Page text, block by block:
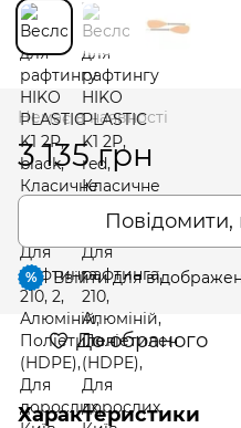
Немає в наявності
3 135 грн
Повідомити,
% Ввійтидля
До обраного
Характеристики